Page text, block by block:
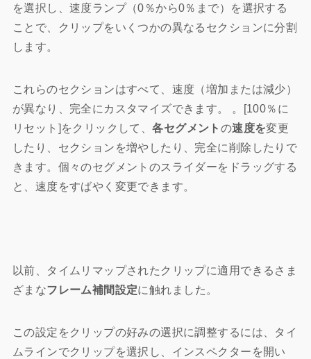
を選択し、速度ランプ（0％から0％まで）を選択する
ことで、クリップをいくつかの異なるセクションに分割
します。
これらのセクションはすべて、速度（増加または減少）
が異なり、完全にカスタマイズできます。 。[100％に
リセット]をクリックして、各セグメント の速度を変更
したり、セクションを増やしたり、完全に削除したりで
きます。個々のセグメントのスライダーをドラッグする
と、速度をすばやく変更できます。
以前、タイムリマップされたクリップに適用できるさま
ざまなフレーム補間設定に触れました。
この設定をクリップの好みの選択に調整するには、タイ
ムラインでクリップを選択し、インスペクターを開い